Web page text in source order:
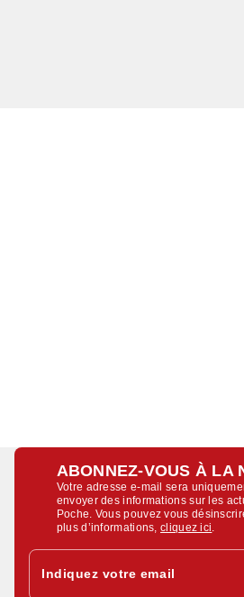
ABONNEZ-VOUS À LA
Votre adresse e-mail sera
envoyer des informations sur les
Poche. Vous pouvez vous
plus d’informations,cliquez ici
Indiquez votre email